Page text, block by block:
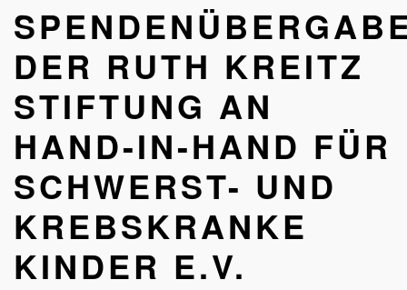
schwerst-
und
krebskranke
Kinder
e.V.
DER RUTH KREITZ
STIFTUNG AN
HAND-IN-HAND FÜR
SCHWERST- UND
KREBSKRANKE
KINDER E.V.